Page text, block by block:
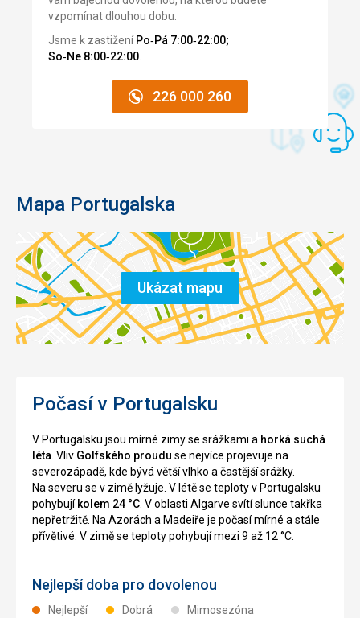
vzpomínat dlouhou dobu.
Jsme k zastižení Po‑Pá 7:00‑22:00;
So‑Ne 8:00‑22:00
226 000 260
Mapa Portugalska
Ukázat mapu
Počasí v Portugalsku
V Portugalsku jsou mírné zimy se srážkami a horká suchá
léta . Vliv Golfského proudu se nejvíce projevuje na
severozápadě, kde bývá větší vlhko a častější srážky.
Na severu se v zimě lyžuje. V létě se teploty v Portugalsku
pohybují kolem 24 °C . V oblasti Algarve svítí slunce takřka
nepřetržitě. Na Azorách a Madeiře je počasí mírné a stále
přívětivé. V zimě se teploty pohybují mezi 9 až 12 °C.
Nejlepší doba pro dovolenou
Nejlepší Dobrá Mimosezóna